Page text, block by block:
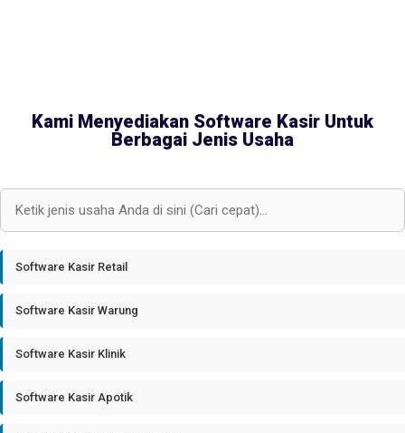
Kami Menyediakan Software Kasir Untuk
Berbagai Jenis Usaha
Software Kasir Retail
Software Kasir Warung
Software Kasir Klinik
Software Kasir Apotik